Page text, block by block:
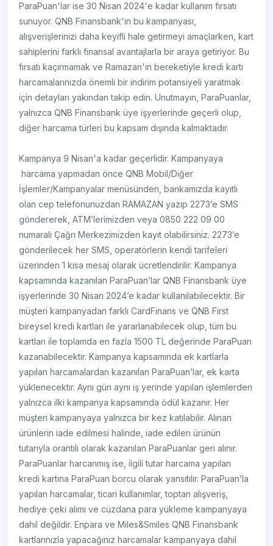
ParaPuan'lar ise 30 Nisan 2024'e kadar kullanım fırsatı
sunuyor. QNB Finansbank'ın bu kampanyası,
alışverişlerinizi daha keyifli hale getirmeyi amaçlarken, kart
sahiplerini farklı finansal avantajlarla bir araya getiriyor. Bu
fırsatı kaçırmamak ve Ramazan'ın bereketiyle kredi kartı
harcamalarınızda önemli bir indirim potansiyeli yaratmak
için detayları yakından takip edin. Unutmayın, ParaPuanlar,
yalnızca QNB Finansbank üye işyerlerinde geçerli olup,
diğer harcama türleri bu kapsam dışında kalmaktadır.
Kampanya 9 Nisan'a kadar geçerlidir. Kampanyaya
harcama yapmadan önce QNB Mobil/Diğer
İşlemler/Kampanyalar menüsünden, bankamızda kayıtlı
olan cep telefonunuzdan RAMAZAN yazıp 2273’e SMS
göndererek, ATM’lerimizden veya 0850 222 09 00
numaralı Çağrı Merkezimizden kayıt olabilirsiniz. 2273’e
gönderilecek her SMS, operatörlerin kendi tarifeleri
üzerinden 1 kısa mesaj olarak ücretlendirilir. Kampanya
kapsamında kazanılan ParaPuan’lar QNB Finansbank üye
işyerlerinde 30 Nisan 2024’e kadar kullanılabilecektir. Bir
müşteri kampanyadan farklı CardFinans ve QNB First
bireysel kredi kartları ile yararlanabilecek olup, tüm bu
kartları ile toplamda en fazla 1500 TL değerinde ParaPuan
kazanabilecektir. Kampanya kapsamında ek kartlarla
yapılan harcamalardan kazanılan ParaPuan’lar, ek karta
yüklenecektir. Aynı gün aynı iş yerinde yapılan işlemlerden
yalnızca ilki kampanya kapsamında ödül kazanır. Her
müşteri kampanyaya yalnızca bir kez katılabilir. Alınan
ürünlerin iade edilmesi halinde, iade edilen ürünün
tutarıyla orantılı olarak kazanılan ParaPuanlar geri alınır.
ParaPuanlar harcanmış ise, ilgili tutar harcama yapılan
kredi kartına ParaPuan borcu olarak yansıtılır. ParaPuan’la
yapılan harcamalar, ticari kullanımlar, toptan alışveriş,
hediye çeki alımı ve cüzdana para yükleme kampanyaya
dahil değildir. Enpara ve Miles&Smiles QNB Finansbank
kartlarınızla yapacağınız harcamalar kampanyaya dahil